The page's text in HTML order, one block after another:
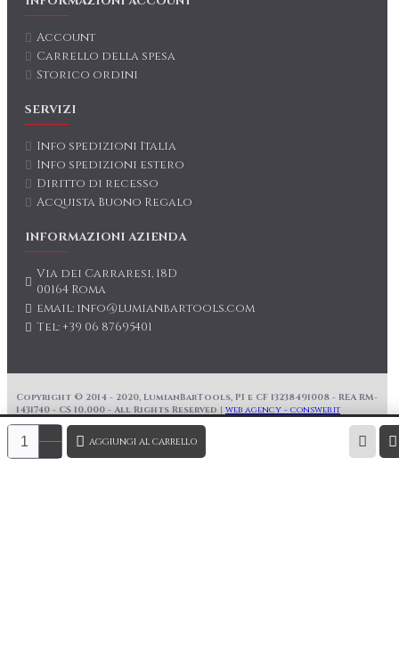
AGGIUNGI AL CARRELLO
Account
Carrello della spesa
Storico ordini
SERVIZI
Info spedizioni Italia
Info spedizioni estero
Diritto di recesso
Acquista Buono Regalo
INFORMAZIONI AZIENDA
Via dei Carraresi, 18D
00164 Roma
email: info@lumianbartools.com
Tel: +39 06 87695401
Copyright © 2014 - 2020, LumianBarTools, PI e CF 13238491008 - REA RM-
1431740 - CS 10.000 - All Rights Reserved | web agency - consweb.it